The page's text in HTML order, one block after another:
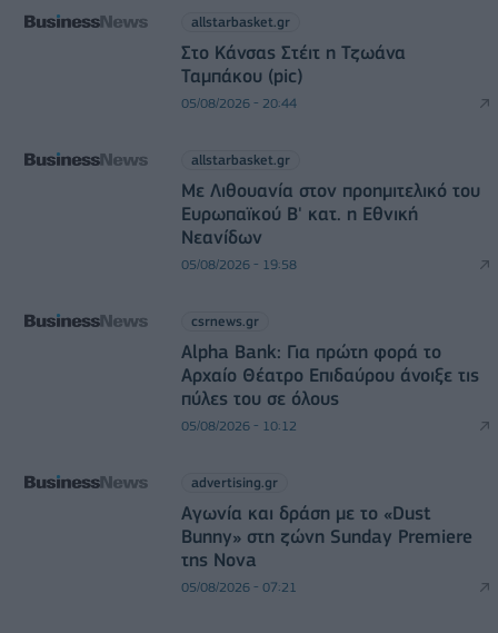
allstarbasket.gr
Στο Κάνσας Στέιτ η Τζωάνα
Ταμπάκου (pic)
05/08/2026 - 20:44
allstarbasket.gr
Με Λιθουανία στον προημιτελικό του
Ευρωπαϊκού Β' κατ. η Εθνική
Νεανίδων
05/08/2026 - 19:58
csrnews.gr
Alpha Bank: Για πρώτη φορά το
Αρχαίο Θέατρο Επιδαύρου άνοιξε τις
πύλες του σε όλους
05/08/2026 - 10:12
advertising.gr
Αγωνία και δράση με το «Dust
Bunny» στη ζώνη Sunday Premiere
της Nova
05/08/2026 - 07:21